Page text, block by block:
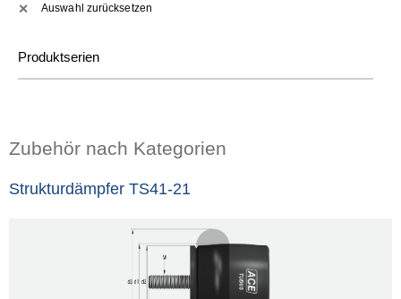
✕ Auswahl zurücksetzen
Produktserien
Zubehör nach Kategorien
Strukturdämpfer TS41-21